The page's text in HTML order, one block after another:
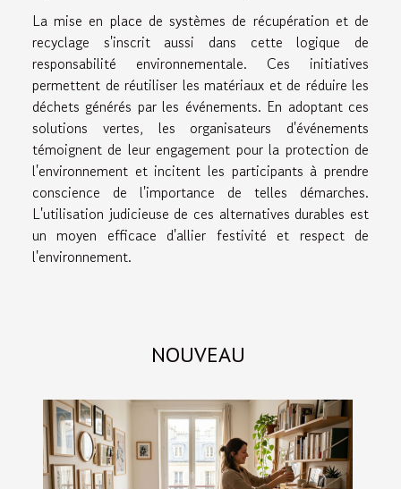
La mise en place de systèmes de récupération et de
recyclage s'inscrit aussi dans cette logique de
responsabilité environnementale. Ces initiatives
permettent de réutiliser les matériaux et de réduire les
déchets générés par les événements. En adoptant ces
solutions vertes, les organisateurs d'événements
témoignent de leur engagement pour la protection de
l'environnement et incitent les participants à prendre
conscience de l'importance de telles démarches.
L'utilisation judicieuse de ces alternatives durables est
un moyen efficace d'allier festivité et respect de
l'environnement.
NOUVEAU